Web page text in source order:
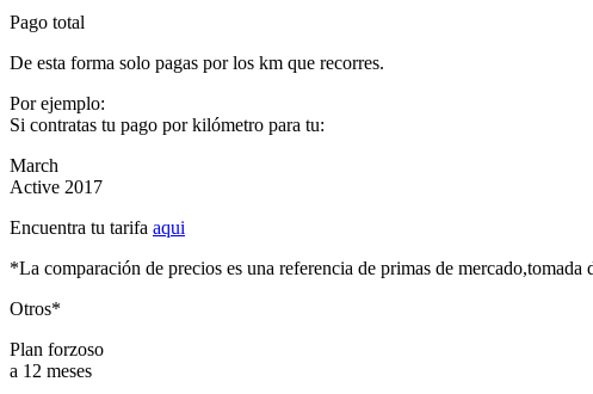
Pago total
De esta forma solo pagas por los km que recorres.
Por ejemplo:
Si contratas tu pago por kilómetro para tu:
March
Active 2017
Encuentra tu tarifa aqui
*La comparación de precios es una referencia de primas de
Otros*
Plan forzoso
a 12 meses